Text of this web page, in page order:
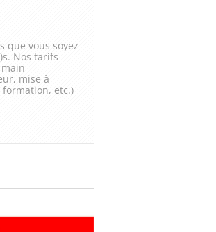
que vous soyez
Nos tarifs
mise à
etc.)